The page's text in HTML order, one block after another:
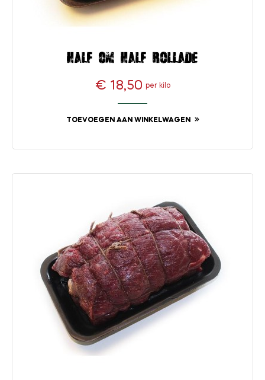
Half om half rollade
Prijs
€ 18,50 per kilo
TOEVOEGEN AAN WINKELWAGEN